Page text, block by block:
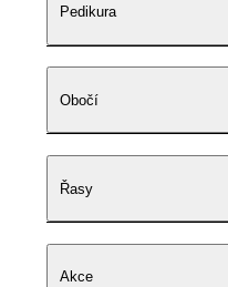
Pedikura
Obočí
Řasy
Akce